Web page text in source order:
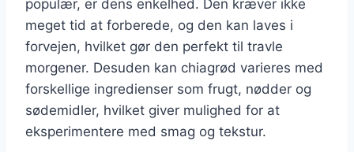
populær, er dens enkelhed. Den kræver ikke
meget tid at forberede, og den kan laves i
forvejen, hvilket gør den perfekt til travle
morgener. Desuden kan chiagrød varieres med
forskellige ingredienser som frugt, nødder og
sødemidler, hvilket giver mulighed for at
eksperimentere med smag og tekstur.